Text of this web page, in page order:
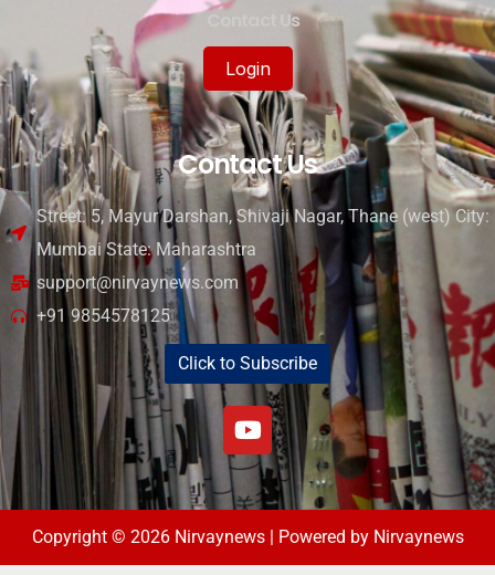
Contact Us
Login
Contact Us
Street: 5, Mayur Darshan, Shivaji Nagar, Thane (west) City:
Mumbai State: Maharashtra
support@nirvaynews.com
+91 9854578125
Click to Subscribe
Copyright © 2026 Nirvaynews | Powered by Nirvaynews